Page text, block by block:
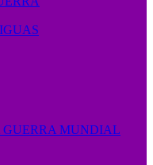
GUERRA MUNDIAL